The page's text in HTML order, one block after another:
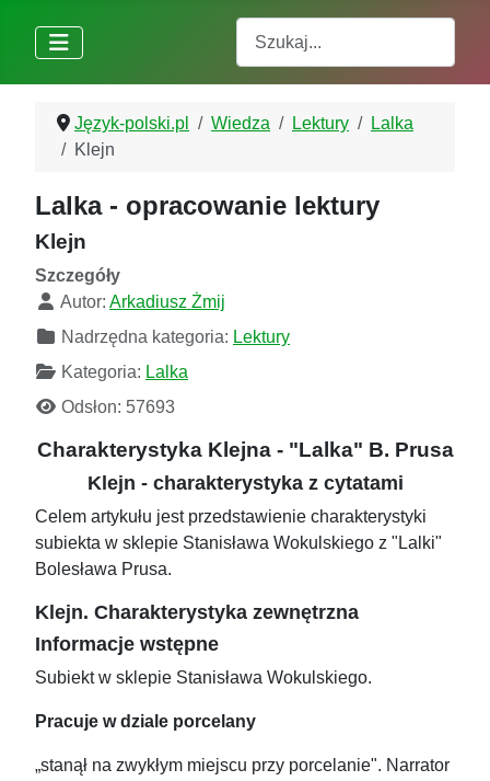
Język-polski.pl Wiedza Lektury
Lalka
Klejn
Lalka - opracowanie lektury
Klejn
Szczegóły
Autor: Arkadiusz Żmij
Nadrzędna kategoria: Lektury
Kategoria: Lalka
Odsłon: 57693
Charakterystyka Klejna - "Lalka" B. Prusa
Klejn - charakterystyka z cytatami
Celem artykułu jest przedstawienie charakterystyki
subiekta w sklepie Stanisława Wokulskiego z "Lalki"
Bolesława Prusa.
Klejn. Charakterystyka zewnętrzna
Informacje wstępne
Subiekt w sklepie Stanisława Wokulskiego.
Pracuje w dziale porcelany
„stanął na zwykłym miejscu przy porcelanie". Narrator